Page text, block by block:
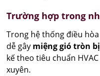
Trường hợp trong
Trong hệ thống điều
dễ gây miệng gió tròn
kế theo tiêu chuẩn
xuyên.